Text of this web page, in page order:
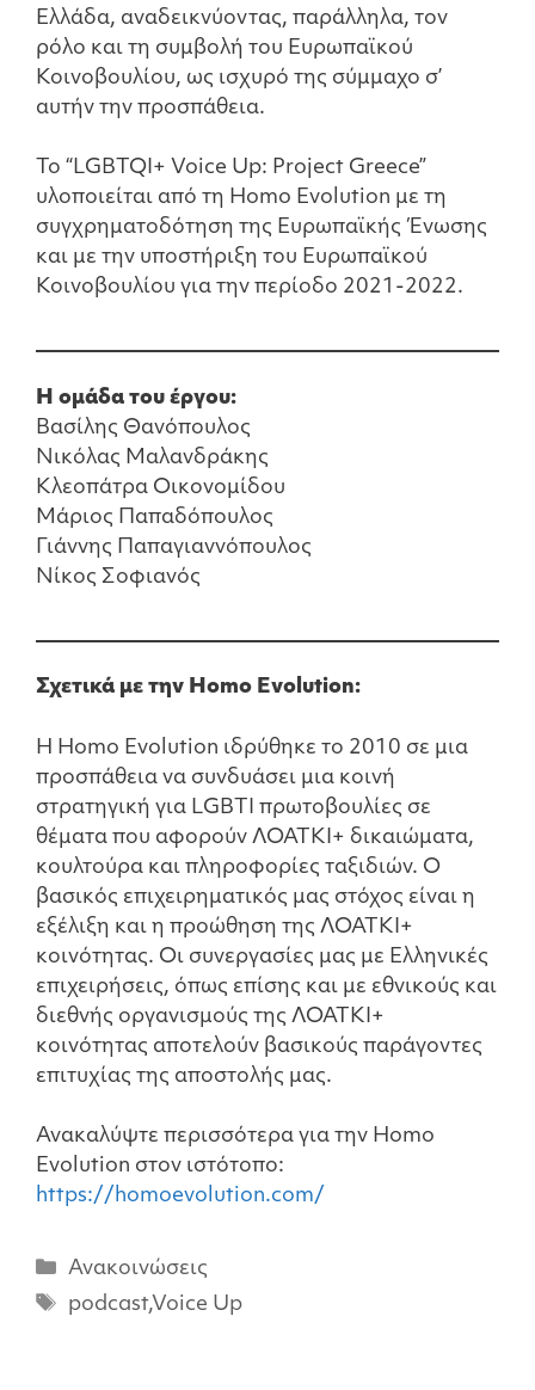
Ελλάδα, αναδεικνύοντας, παράλληλα, τον
ρόλο και τη συμβολή του Ευρωπαϊκού
Κοινοβουλίου, ως ισχυρό της σύμμαχο σ’
αυτήν την προσπάθεια.
Το “LGBTQI+ Voice Up: Project Greece”
υλοποιείται από τη Homo Evolution με τη
συγχρηματοδότηση της Ευρωπαϊκής Ένωσης
και με την υποστήριξη του Ευρωπαϊκού
Κοινοβουλίου για την περίοδο 2021-2022.
Η ομάδα του έργου:
Βασίλης Θανόπουλος
Νικόλας Μαλανδράκης
Κλεοπάτρα Οικονομίδου
Μάριος Παπαδόπουλος
Γιάννης Παπαγιαννόπουλος
Νίκος Σοφιανός
Σχετικά με την Homo Evolution:
Η Homo Evolution ιδρύθηκε το 2010 σε μια
προσπάθεια να συνδυάσει μια κοινή
στρατηγική για LGBTI πρωτοβουλίες σε
θέματα που αφορούν ΛΟΑΤΚΙ+ δικαιώματα,
κουλτούρα και πληροφορίες ταξιδιών. Ο
βασικός επιχειρηματικός μας στόχος είναι η
εξέλιξη και η προώθηση της ΛΟΑΤΚΙ+
κοινότητας. Οι συνεργασίες μας με Ελληνικές
επιχειρήσεις, όπως επίσης και με εθνικούς και
διεθνής οργανισμούς της ΛΟΑΤΚΙ+
κοινότητας αποτελούν βασικούς παράγοντες
επιτυχίας της αποστολής μας.
Ανακαλύψτε περισσότερα για την Homo
Evolution στον ιστότοπο:
https://homoevolution.com/
Ανακοινώσεις
podcast,Voice Up